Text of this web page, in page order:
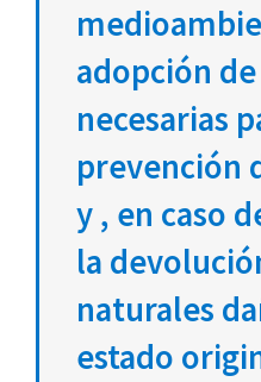
adopción
necesarias
prevención
y , en caso
la
naturales
estado